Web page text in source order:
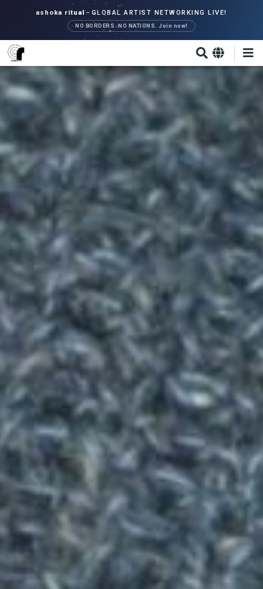
zum
Inhalt
ashoka ritual– GLOBAL ARTIST NETWORKING LIVE!
NO BORDERS. NO NATIONS. Join now!